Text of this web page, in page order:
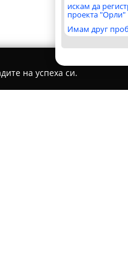
искам да
проекта "Орли"
Имам друг
на успеха си.